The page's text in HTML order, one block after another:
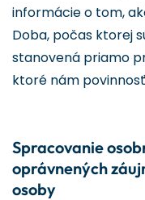
informácie o tom,
Doba, počas ktorej
stanovená priamo
ktoré nám
Spracovanie
oprávnených
osoby